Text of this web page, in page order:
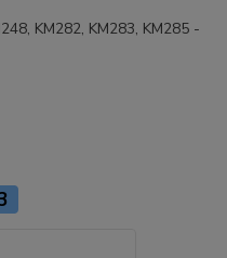
KM282, KM283, KM285 -